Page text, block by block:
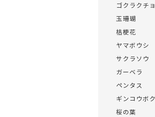
ゴクラクチ
玉珊瑚
桔梗花
ヤマボウシ
サクラソウ
ガーベラ
ペンタス
ギンコウボク
桜の葉